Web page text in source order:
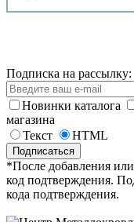
Подписка на рассылку:
Новинки каталога
магазина
Текст
HTML
*После добавления
код подтверждения.
кода подтверждения.